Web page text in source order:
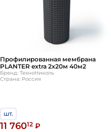
Профилированная мембрана
PLANTER extra 2х20м 40м2
Бренд: ТехноНиколь
Страна: Россия
шт.
11 76012 ₽